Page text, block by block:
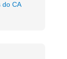
do CA